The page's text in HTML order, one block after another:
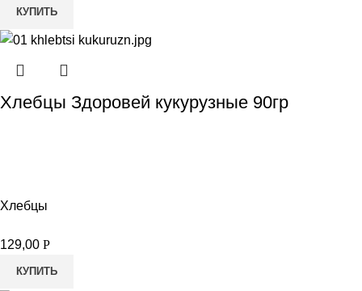
КУПИТЬ
Хлебцы Здоровей кукурузные 90гр
Хлебцы
129,00 Р
КУПИТЬ